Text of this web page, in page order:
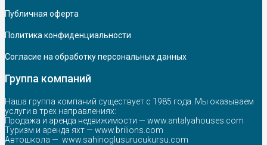
Публичная оферта
Политика конфиденциальности
Согласие на обработку персональных данных
Группа компаний
Наша группа компаний существует с 1985 года. Мы оказываем
услуги в трех направлениях:
Продажа и аренда недвижимости — www.antalyahouses.com
Туризм и аренда яхт — www.brilions.com
Автошкола — www.sahinoglusurucukursu.com